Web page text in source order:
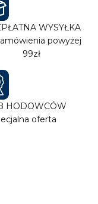
WYSYŁKA
powyżej
99zł
HODOWCÓW
oferta